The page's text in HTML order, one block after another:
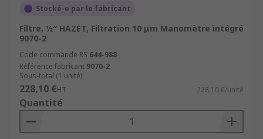
Stocké-e par le fabricant
Filtre, 1⁄2″ HAZET, Filtration 10 μm Manomètre intégré
9070-2
Code commande RS 644-988
Référence fabricant 9070-2
Sous-total (1 unité)
228,10 €HT 228,10 €/unité
Quantité